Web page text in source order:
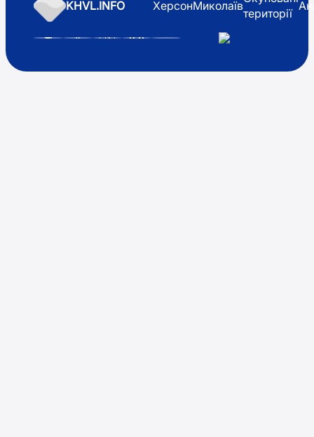
KHVL.INFO ХерсонМиколаїв
території